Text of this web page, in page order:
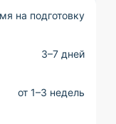
на подготовку
3–7 дней
от 1–3 недель